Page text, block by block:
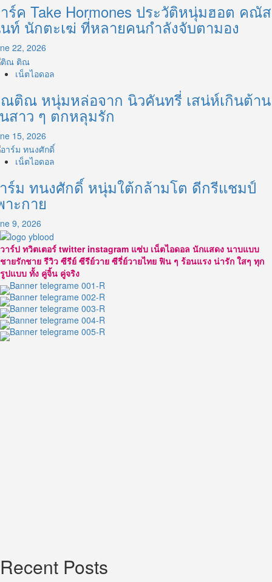
ร์ค Take Hormones ประวัติหนุ่มฮอต คณัส
ท์ นักตะเฆ่ ที่หลายคนกำลังจับตามอง
22, 2026
เน็ตไอดอล
ติณ หนุ่มหล่อจาก นิวคันทรี่ เสน่ห์เกินต้าน
สาว ๆ ตกหลุมรัก
15, 2026
เน็ตไอดอล
ร์ม ทนงศักดิ์ หนุ่มใต้กล้ามโต ดีกรีแชมป์
าะกาย
9, 2026
วาร์ป ทวิตเตอร์ twitter instagram แซ่บ เน็ตไอดอล นักแสดง นาบแบบ
ชายรักชาย รีวิว ซีรีย์ ซีรีย์วาย ซีรี่ย์วายไทย ฟิน ๆ ร้อนแรง น่ารัก ใสๆ ทุก
รูปแบบ ทั้ง คู่จิ้น คู่จริง
Recent Posts